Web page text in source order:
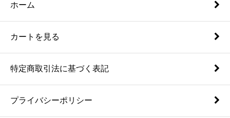
ホーム
カートを見る
特定商取引法に基づく表記
プライバシーポリシー